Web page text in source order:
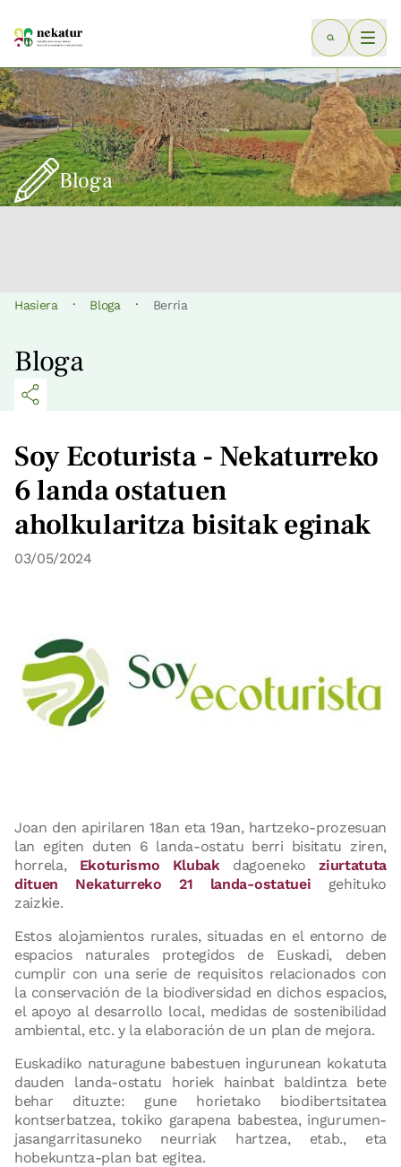
Bloga
Hasiera · Bloga · Berria
Bloga
Soy Ecoturista - Nekaturreko
6 landa ostatuen
aholkularitza bisitak eginak
03/05/2024
Joan den apirilaren 18an eta 19an, hartzeko-prozesuan
lan egiten duten 6 landa-ostatu berri bisitatu ziren,
horrela, Ekoturismo Klubak dagoenekoziurtatuta
dituen Nekaturreko 21 landa-ostatuei gehituko
zaizkie.
Estos alojamientos rurales, situadas en el entorno de
espacios naturales protegidos de Euskadi, deben
cumplir con una serie de requisitos relacionados con
la conservación de la biodiversidad en dichos espacios,
el apoyo al desarrollo local, medidas de sostenibilidad
ambiental, etc. y la elaboración de un plan de mejora.
Euskadiko naturagune babestuen ingurunean kokatuta
dauden landa-ostatu horiek hainbat baldintza bete
behar dituzte: gune horietako biodibertsitatea
kontserbatzea, tokiko garapena babestea, ingurumen-
jasangarritasuneko neurriak hartzea, etab., eta
hobekuntza-plan bat egitea.